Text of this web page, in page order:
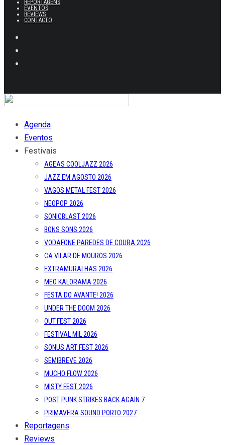
REPORTAGENS
EVENTOS
REVIEWS
CONTACTO
Agenda
Eventos
Festivais
AGEAS COOLJAZZ 2026
JAZZ EM AGOSTO 2026
VAGOS METAL FEST 2026
NEOPOP 2026
SONICBLAST 2026
BONS SONS 2026
VODAFONE PAREDES DE COURA 2026
CA VILAR DE MOUROS 2026
EXTRAMURALHAS 2026
MEO KALORAMA 2026
FESTA DO AVANTE! 2026
UNDER THE DOOM 2026
OUT.FEST 2026
FESTIVAL MIL 2026
SONUS ART FEST 2026
SEMIBREVE 2026
MUCHO FLOW 2026
MISTY FEST 2026
POST PUNK STRIKES BACK AGAIN 7
PRIMAVERA SOUND PORTO 2027
Reportagens
Reviews